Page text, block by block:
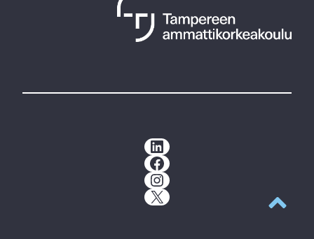
LinkedIn
Facebook
Instagram
X
Takaisin